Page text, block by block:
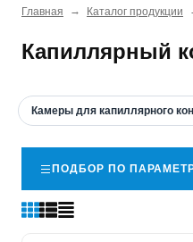
Главная → Каталог продукции
Капиллярный
Камеры для капиллярного
ПОДБОР ПО